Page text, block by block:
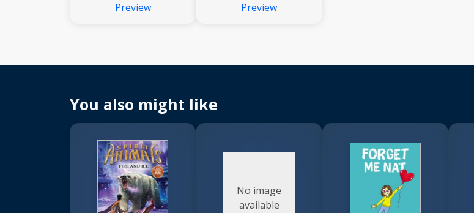
Preview Preview
You also might like
No image
available